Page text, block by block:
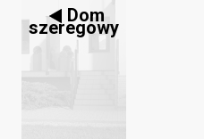
Dom
szeregowy